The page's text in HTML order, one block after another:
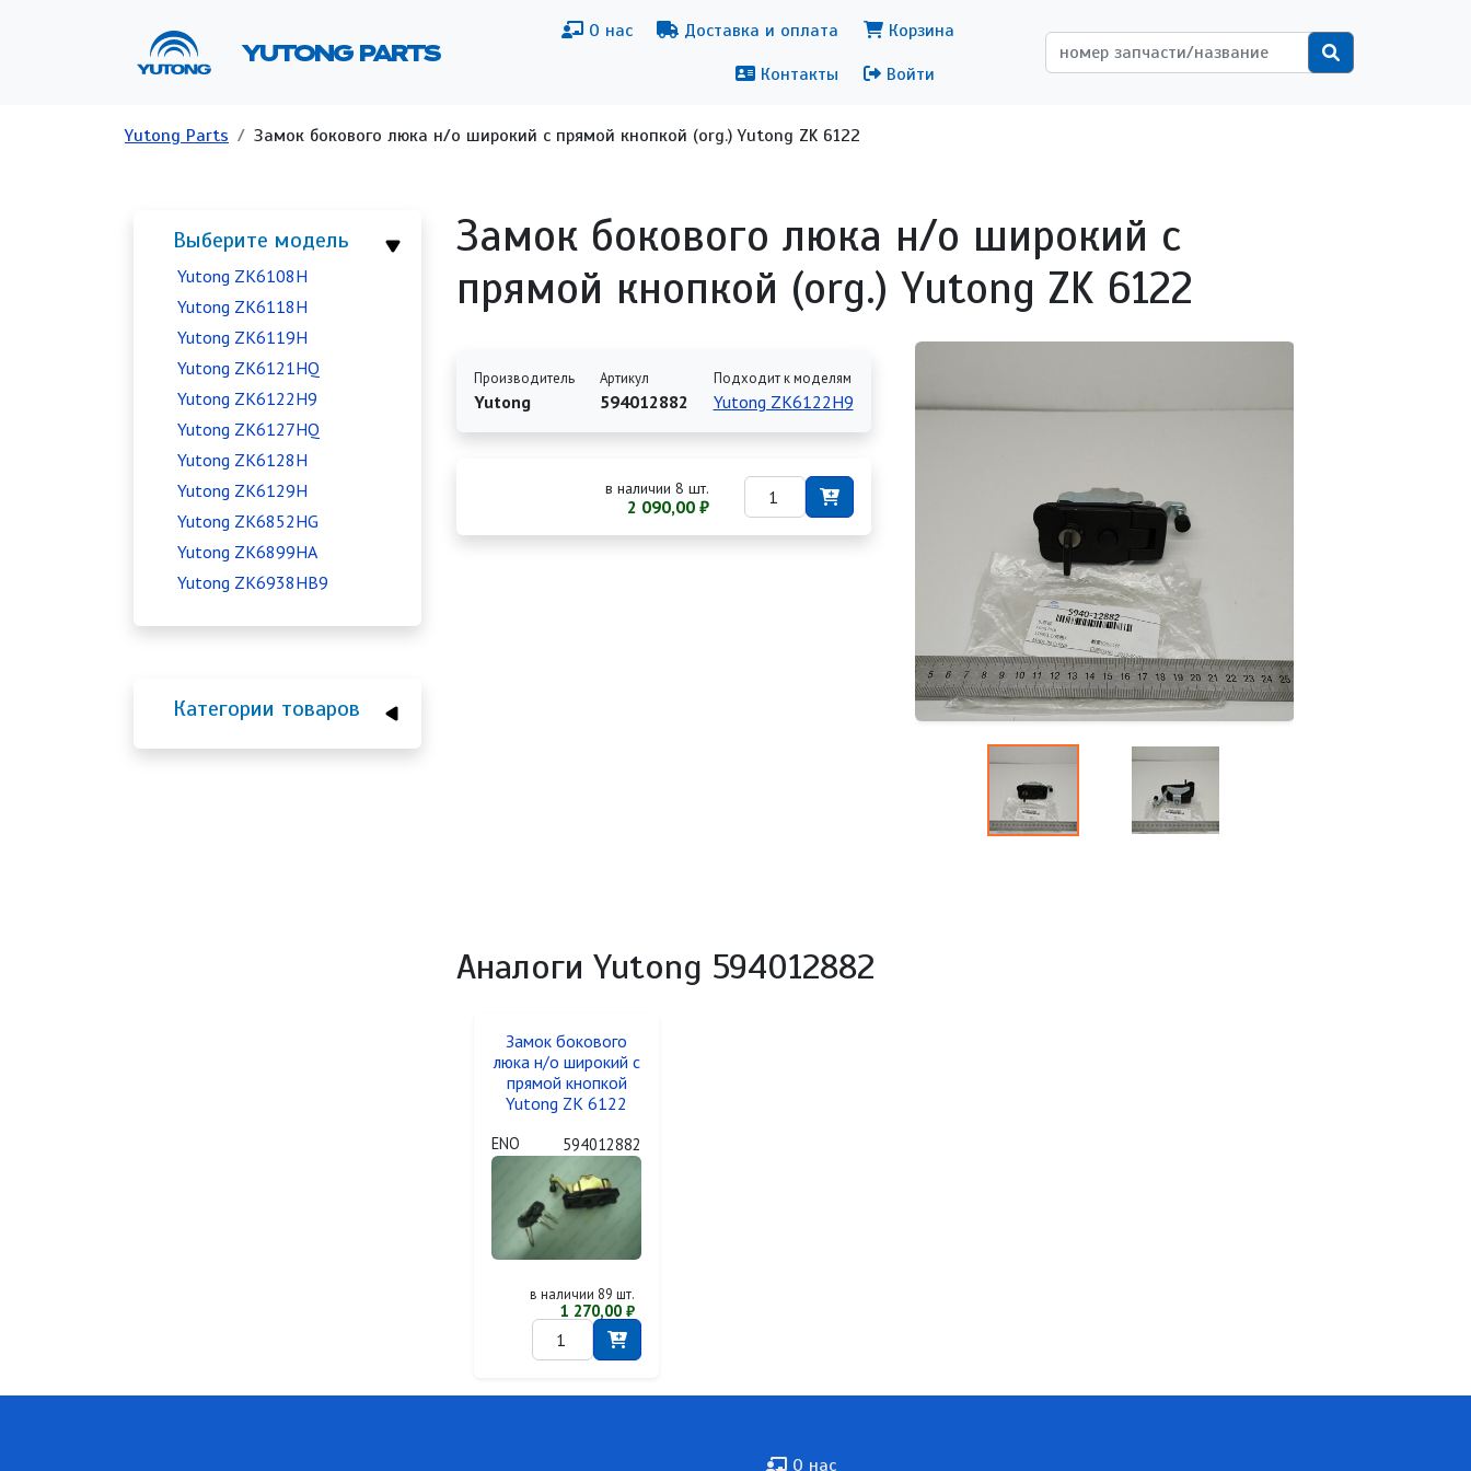
YUTONG PARTS
Основная навигация
О нас
Доставка и оплата
Контакты
Меню учётной записи пользователя
Корзина
Войти
Поиск
Строка навигации
Yutong Parts Замок бокового люка н/о широкий с прямой кнопкой (org.) Yutong ZK 6122
Выберите модель
Yutong ZK6108H
Yutong ZK6118H
Yutong ZK6119H
Yutong ZK6121HQ
Yutong ZK6122H9
Yutong ZK6127HQ
Yutong ZK6128H
Yutong ZK6129H
Yutong ZK6852HG
Yutong ZK6899HA
Yutong ZK6938HB9
Категории товаров
Замок бокового люка н/о широкий с
прямой кнопкой (org.) Yutong ZK 6122
Производитель
Yutong
Артикул
594012882
Подходит к моделям
Yutong ZK6122H9
в наличии 8 шт.
2 090,00 ₽
Аналоги Yutong 594012882
Замок бокового
люка н/о широкий с
прямой кнопкой
Yutong ZK 6122
ENO 594012882
в наличии 89 шт.
1 270,00 ₽
О нас